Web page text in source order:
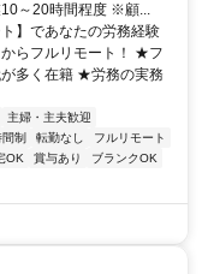
～20時間程度 ※顧...
】であなたの労務経験
らフルリモート！ ★フ
多く在籍 ★労務の実務
主婦・主夫歓迎
制 転勤なし
フルリモート
OK 賞与あり
ブランクOK